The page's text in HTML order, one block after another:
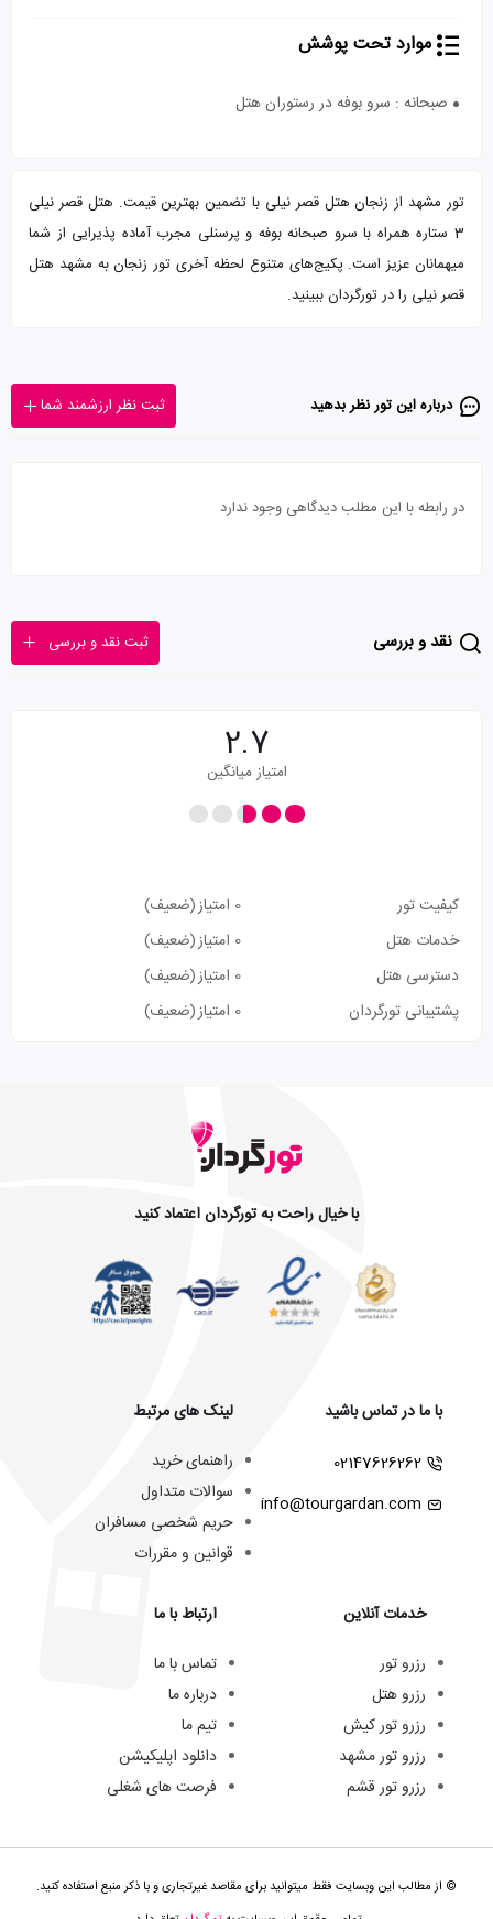
موارد تحت پوشش
صبحانه : سرو بوفه در رستوران هتل
تور مشهد از زنجان هتل قصر نیلی با تضمین بهترین قیمت. هتل قصر نیلی
3 ستاره همراه با سرو صبحانه بوفه و پرسنلی مجرب آماده پذیرایی از شما
میهمانان عزیز است. پکیج‌های متنوع لحظه آخری تور زنجان به مشهد هتل
قصر نیلی را در تورگردان ببینید.
درباره این تور‌ نظر بدهید ثبت نظر ارزشمند شما
در رابطه با این مطلب دیدگاهی وجود ندارد
نقد و بررسی ثبت نقد و بررسی
2.7
امتیاز میانگین
کیفیت تور 0 امتیاز
(ضعیف)
خدمات هتل
0 امتیاز
(ضعیف)
دسترسی هتل
0 امتیاز
(ضعیف)
پشتیبانی تورگردان
0 امتیاز (ضعیف)
با خیال راحت به تورگردان اعتماد کنید
با ما در تماس باشید
02147626262
info@tourgardan.com
خدمات آنلاین
رزرو تور
رزرو هتل
رزرو تور کیش
رزرو تور مشهد
رزرو تور قشم
لینک های مرتبط
راهنمای خرید
سوالات متداول
حریم شخصی مسافران
قوانین و مقررات
ارتباط با ما
تماس با ما
درباره ما
تیم ما
دانلود اپلیکیشن
فرصت های شغلی
© از مطالب این وبسایت فقط میتوانید برای مقاصد غیرتجاری و با ذکر منبع استفاده کنید.